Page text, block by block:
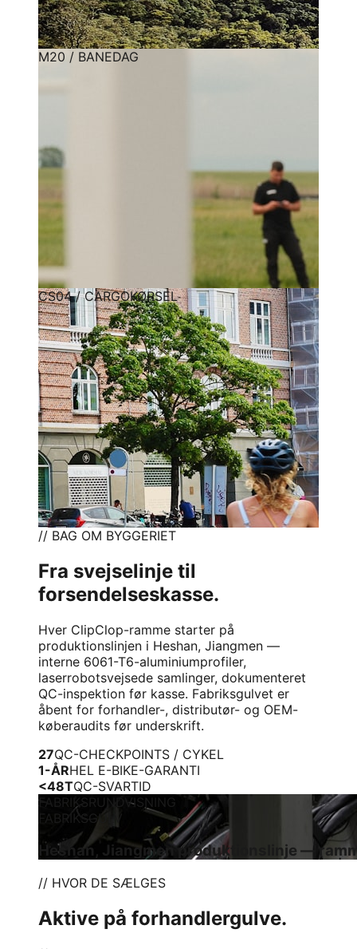
M20 / BANEDAG
CS04 / CARGOKØRSEL
// BAG OM BYGGERIET
Fra svejselinje til
forsendelseskasse.
Hver ClipClop-ramme starter på
produktionslinjen i Heshan, Jiangmen —
interne 6061-T6-aluminiumprofiler,
laserrobotsvejsede samlinger, dokumenteret
QC-inspektion før kasse. Fabriksgulvet er
åbent for forhandler-, distributør- og OEM-
køberaudits før underskrift.
27QC-CHECKPOINTS / CYKEL
1-ÅRHEL E-BIKE-GARANTI
<48TQC-SVARTID
FABRIKSRUNDVISNING
FABRIKSGULV
Heshan, Jiangmen produktionslinje —
// HVOR DE SÆLGES
Aktive på forhandlergulve.